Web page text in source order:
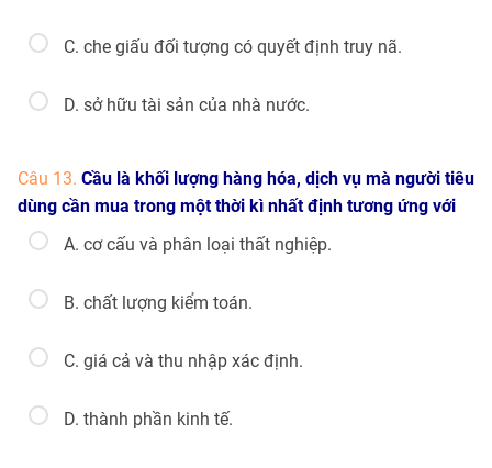
C. che giấu đối tượng có quyết định truy nã.
D. sở hữu tài sản của nhà nước.
Câu 13. Cầu là khối lượng hàng hóa, dịch vụ mà người tiêu
dùng cần mua trong một thời kì nhất định tương ứng với
A. cơ cấu và phân loại thất nghiệp.
B. chất lượng kiểm toán.
C. giá cả và thu nhập xác định.
D. thành phần kinh tế.